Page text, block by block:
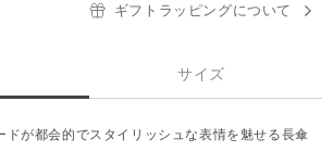
ギフトラッピングについて
サイズ
ドが都会的でスタイリッシュな表情を魅せる長傘